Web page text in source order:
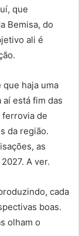
que
Bemisa, do
ali é
que haja uma
está fim das
ferrovia de
da região.
as
A ver.
cada
boas.
olham o